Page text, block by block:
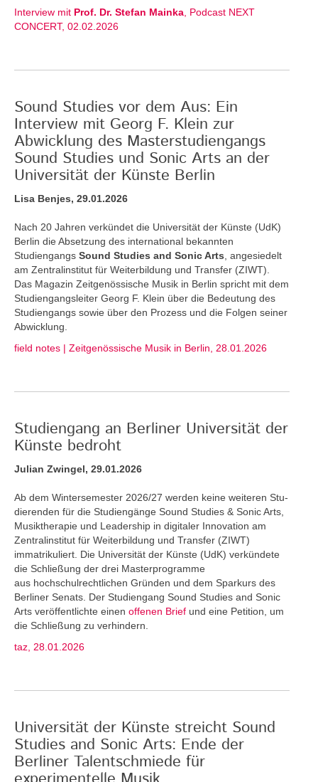
Interview mit Prof. Dr. Stefan Mainka , Podcast NEXT
CONCERT, 02.02.2026
Sound Studies vor dem Aus: Ein
Interview mit Georg F. Klein zur
Abwicklung des Masterstudiengangs
Sound Studies und Sonic Arts an der
Universität der Künste Berlin
Lisa Benjes, 29.01.2026
Nach 20 Jahren verkündet die Universität der Künste (UdK)
Berlin die Absetzung des international bekannten
Studiengangs Sound Studies and Sonic Arts , angesiedelt
am Zentralinstitut für Weiterbildung und Transfer (ZIWT).
Das Magazin Zeitgenössische Musik in Berlin spricht mit dem
Studiengangsleiter Georg F. Klein über die Bedeutung des
Studiengangs sowie über den Prozess und die Folgen seiner
Abwicklung.
field notes | Zeitgenössische Musik in Berlin, 28.01.2026
Studiengang an Berliner Universität der
Künste bedroht
Julian Zwingel, 29.01.2026
Ab dem Wintersemester 2026/27 werden keine weiteren Stu­
dierenden für die Studiengänge Sound Studies & Sonic Arts,
Musiktherapie und Leadership in digitaler Innovation am
Zentralinstitut für Weiterbildung und Transfer (ZIWT)
immatrikuliert. Die Universität der Künste (UdK) verkündete
die Schließung der drei Masterprogramme
aus hochschulrechtlichen Gründen und dem Sparkurs des
Berliner Senats. Der Studiengang Sound Studies and Sonic
Arts veröffentlichte einen offenen Brief und eine Petition, um
die Schließung zu verhindern.
taz, 28.01.2026
Universität der Künste streicht Sound
Studies and Sonic Arts: Ende der
Berliner Talentschmiede für